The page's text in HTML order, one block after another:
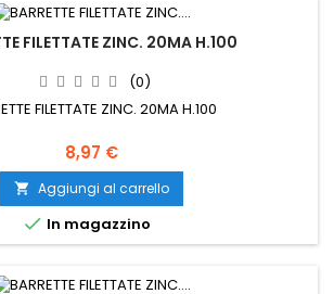
FILETTATE ZINC. 20MA H.100
(0)
FILETTATE ZINC. 20MA H.100
Prezzo
8,97 €
 Aggiungi al carrello
 In magazzino